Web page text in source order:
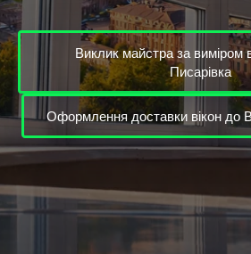
Виклик майстра за виміром
Писарівка
Оформлення доставки вікон до